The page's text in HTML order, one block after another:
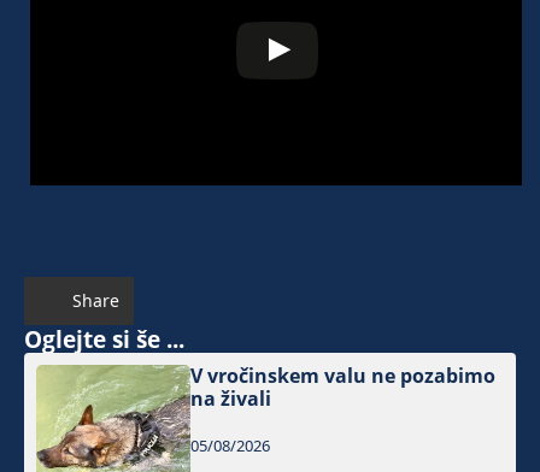
Share
Oglejte si še ...
V vročinskem valu ne pozabimo
na živali
05/08/2026